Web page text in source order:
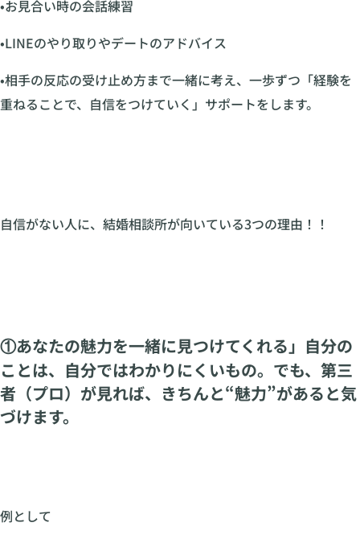
•お見合い時の会話練習
•LINEのやり取りやデートのアドバイス
•相手の反応の受け止め方まで一緒に考え、一歩ずつ「経験を
重ねることで、自信をつけていく」サポートをします。
自信がない人に、結婚相談所が向いている3つの理由！！
①あなたの魅力を一緒に見つけてくれる」自分の
ことは、自分ではわかりにくいもの。でも、第三
者（プロ）が見れば、きちんと“魅力”があると気
づけます。
例として